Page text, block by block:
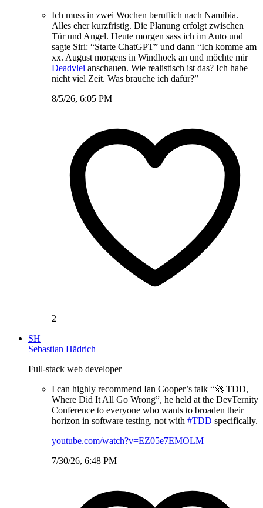
Ich muss in zwei Wochen beruflich nach Namibia.
Alles eher kurzfristig. Die Planung erfolgt zwischen
Tür und Angel. Heute morgen sass ich im Auto und
sagte Siri: “Starte ChatGPT” und dann “Ich komme am
xx. August morgens in Windhoek an und möchte mir
Deadvlei anschauen. Wie realistisch ist das? Ich habe
nicht viel Zeit. Was brauche ich dafür?”
8/5/26, 6:05 PM
2
SH
Sebastian Hädrich
Full-stack web developer
I can highly recommend Ian Cooper’s talk “🚀 TDD,
Where Did It All Go Wrong”, he held at the DevTernity
Conference to everyone who wants to broaden their
horizon in software testing, not with #TDD specifically.
youtube.com/watch?v=EZ05e7EMOLM
7/30/26, 6:48 PM